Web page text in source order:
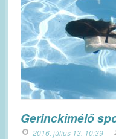
Gerinckímélő
2016. július 13. 10:39